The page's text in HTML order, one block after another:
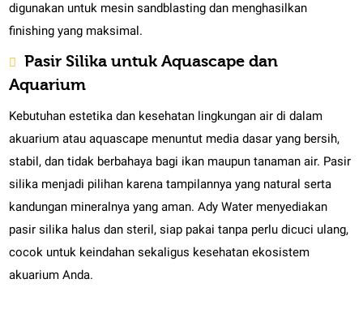
digunakan untuk mesin sandblasting dan menghasilkan
finishing yang maksimal.
Pasir Silika untuk Aquascape dan
Aquarium
Kebutuhan estetika dan kesehatan lingkungan air di dalam
akuarium atau aquascape menuntut media dasar yang bersih,
stabil, dan tidak berbahaya bagi ikan maupun tanaman air. Pasir
silika menjadi pilihan karena tampilannya yang natural serta
kandungan mineralnya yang aman. Ady Water menyediakan
pasir silika halus dan steril, siap pakai tanpa perlu dicuci ulang,
cocok untuk keindahan sekaligus kesehatan ekosistem
akuarium Anda.